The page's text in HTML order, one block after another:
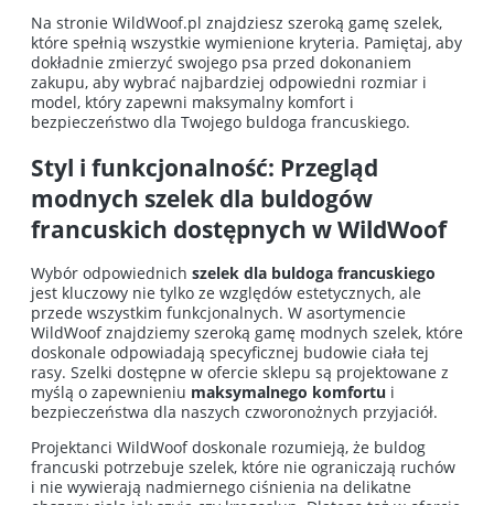
Na stronie WildWoof.pl znajdziesz szeroką gamę szelek,
które spełnią wszystkie wymienione kryteria. Pamiętaj, aby
dokładnie zmierzyć swojego psa przed dokonaniem
zakupu, aby wybrać najbardziej odpowiedni rozmiar i
model, który zapewni maksymalny komfort i
bezpieczeństwo dla Twojego buldoga francuskiego.
Styl i funkcjonalność: Przegląd
modnych szelek dla buldogów
francuskich dostępnych w WildWoof
Wybór odpowiednich szelek dla buldoga francuskiego
jest kluczowy nie tylko ze względów estetycznych, ale
przede wszystkim funkcjonalnych. W asortymencie
WildWoof znajdziemy szeroką gamę modnych szelek, które
doskonale odpowiadają specyficznej budowie ciała tej
rasy. Szelki dostępne w ofercie sklepu są projektowane z
myślą o zapewnieniu maksymalnego komfortu i
bezpieczeństwa dla naszych czworonożnych przyjaciół.
Projektanci WildWoof doskonale rozumieją, że buldog
francuski potrzebuje szelek, które nie ograniczają ruchów
i nie wywierają nadmiernego ciśnienia na delikatne